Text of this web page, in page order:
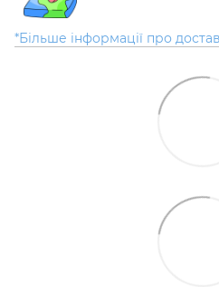
*Більше інформації про